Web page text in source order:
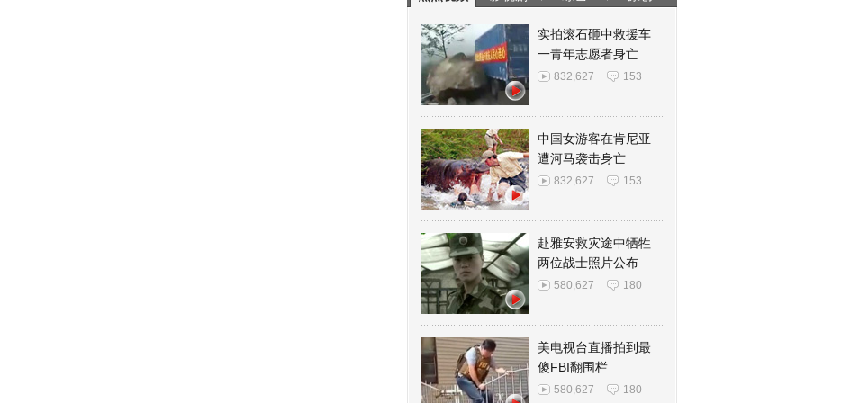
实拍滚石砸中救援车
一青年志愿者身亡
832,627 153
中国女游客在肯尼亚
遭河马袭击身亡
832,627 153
赴雅安救灾途中牺牲
两位战士照片公布
580,627 180
美电视台直播拍到最
傻FBI翻围栏
580,627 180